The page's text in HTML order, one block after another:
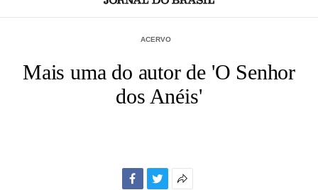
ACERVO
Mais uma do autor de 'O Senhor
dos Anéis'